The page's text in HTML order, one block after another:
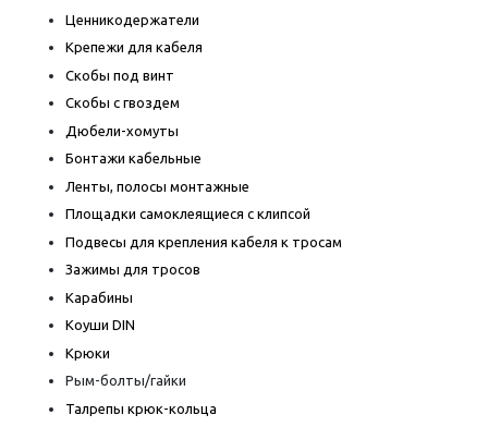
Ценникодержатели
Крепежи для кабеля
Скобы под винт
Скобы с гвоздем
Дюбели-хомуты
Бонтажи кабельные
Ленты, полосы монтажные
Площадки самоклеящиеся с клипсой
Подвесы для крепления кабеля к тросам
Зажимы для тросов
Карабины
Коуши DIN
Крюки
Рым-болты/гайки
Талрепы крюк-кольца